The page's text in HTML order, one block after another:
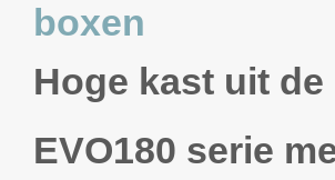
boxen
Hoge kast uit de
EVO180 serie